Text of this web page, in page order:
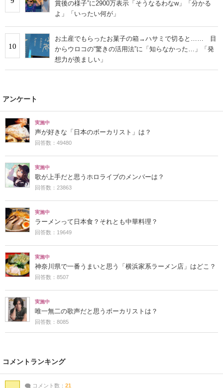
賞後の様子”に2900万表示「そうなるわなw」「分かる
よ」「いったい何が」
10
お土産でもらったお菓子の箱→ハサミで切ると…… 目
からウロコの“驚きの活用法”に「知らなかった…」「発
想力が羨ましい」
アンケート
実施中
声が好きな「日本のボーカリスト」は？
回答数：49480
実施中
歌が上手だと思うホロライブのメンバーは？
回答数：23863
実施中
ラーメンって日本食？それとも中華料理？
回答数：19649
実施中
神奈川県で一番うまいと思う「横浜家系ラーメン店」はどこ？
回答数：8507
実施中
唯一無二の歌声だと思うボーカリストは？
回答数：8085
コメントランキング
コメント数： 21